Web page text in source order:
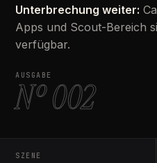
Unterbrechung weiter:
Apps und Scout-Bereich
verfügbar.
AUSGABE
Nº 002
SZENE